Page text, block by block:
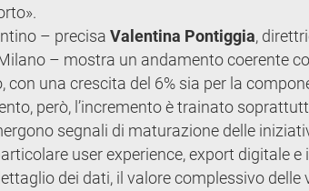
– precisa Valentina Pontiggia,
– mostra un andamento coerente
con una crescita del 6% sia per la
però, l’incremento è trainato
segnali di maturazione delle
user experience, export digitale
dei dati, il valore complessivo